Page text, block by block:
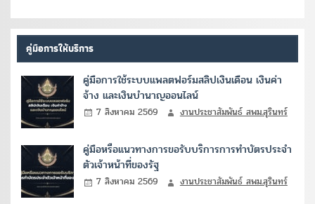
คู่มือการให้บริการ
คู่มือการใช้ระบบแพลตฟอร์มสลิปเงินเดือน เงินค่า
จ้าง และเงินบำนาญออนไลน์
7 สิงหาคม 2569 งานประชาสัมพันธ์ สพม.สุรินทร์
คู่มือหรือแนวทางการขอรับบริการการทำบัตรประจำ
ตัวเจ้าหน้าที่ของรัฐ
7 สิงหาคม 2569 งานประชาสัมพันธ์ สพม.สุรินทร์